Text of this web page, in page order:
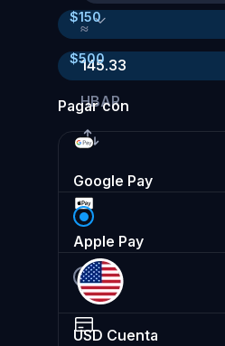
≈
145.33
HBAR
$150
$500
Pagar con
Google Pay
Apple Pay
USD Cuenta